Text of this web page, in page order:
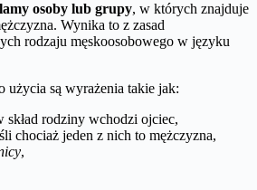
osoby lub grupy, w których znajduje
Wynika to z zasad
rodzaju męskoosobowego w języku
użycia są wyrażenia takie jak:
skład rodziny wchodzi ojciec,
chociaż jeden z nich to mężczyzna,
,